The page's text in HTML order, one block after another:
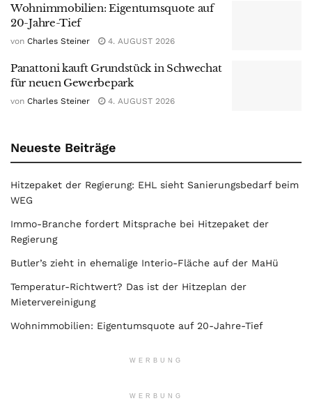
Wohnimmobilien: Eigentumsquote auf
20-Jahre-Tief
von Charles Steiner 4. AUGUST 2026
Panattoni kauft Grundstück in Schwechat
für neuen Gewerbepark
von Charles Steiner 4. AUGUST 2026
Neueste Beiträge
Hitzepaket der Regierung: EHL sieht Sanierungsbedarf beim
WEG
Immo-Branche fordert Mitsprache bei Hitzepaket der
Regierung
Butler’s zieht in ehemalige Interio-Fläche auf der MaHü
Temperatur-Richtwert? Das ist der Hitzeplan der
Mietervereinigung
Wohnimmobilien: Eigentumsquote auf 20-Jahre-Tief
WERBUNG
WERBUNG